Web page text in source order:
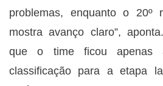
problemas, enquanto o 20º
mostra avanço claro”,
que o time ficou apenas
classificação para a etapa